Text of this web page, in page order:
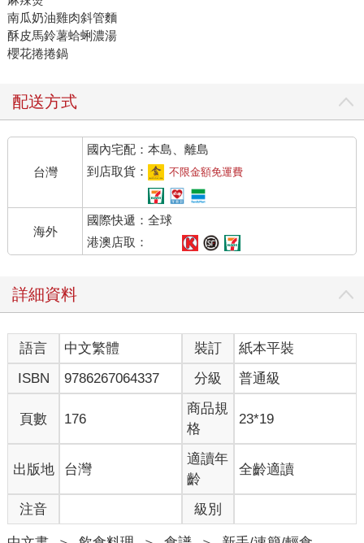
南瓜奶油雞肉斜管麵
酥皮馬鈴薯蛤蜊濃湯
櫻花捲捲鍋
配送方式
台灣
國內宅配：本島、離島
到店取貨：
不限金額免運費
海外
國際快遞：全球
港澳店取：
詳細資料
語言 中文繁體 裝訂
紙本平裝
ISBN
9786267064337 分級 普通級
頁數 176
商品規
格
23*19
出版地 台灣
適讀年
齡
全齡適讀
注音 級別